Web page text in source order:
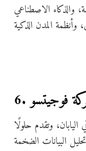
والذكاء الاصطناعي
وتقدم حلولًا